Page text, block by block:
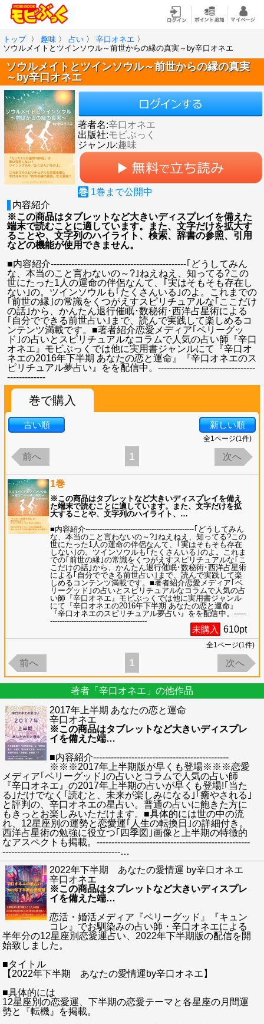
トップ 〉 趣味 〉 占い 〉 辛口オネエ 〉
ソウルメイトとツインソウル～前世からの縁の真実～by辛口オネエ
ソウルメイトとツインソウル～前世からの縁の真実
～by辛口オネエ
著者名:辛口オネエ
出版社:モビぶっく
ジャンル:趣味
巻 1巻まで公開中
内容紹介
※この商品はタブレットなど大きいディスプレイを備えた
端末で読むことに適しています。また、文字だけを拡大す
ることや、文字列のハイライト、検索、辞書の参照、引用
などの機能が使用できません。
■内容紹介----------------------------------------------｢どうしてみん
な、本当のこと言わないの～?｣ねえねえ、知ってる?この
世にたった1人の運命の伴侶なんて、｢実はそもそも存在し
ない｣の。ツインソウルも｢たくさんいる｣のよ。これまでの
｢前世の縁｣の常識をくつがえすスピリチュアルな｢ここだけ
の話｣から、かんたん退行催眠･数秘術･西洋占星術による
｢自分でできる前世占い｣まで、読んで実践して楽しめるコ
ンテンツ満載です。■著者紹介恋愛メディア｢ベリーグッ
ド｣の占いとスピリチュアルなコラムで人気の占い師『辛口
オネエ』モビぶっくでは他に実用書ジャンルにて『辛口オ
ネエの2016年下半期 あなたの恋と運命』『辛口オネエのス
ピリチュアル夢占い』をを配信中。---------------------------------
-------------
巻で購入
古い順 新しい順
全1ページ(1件)
前へ 1 次へ
1巻
※この商品はタブレットなど大きいディスプレイを備え
た端末で読むことに適しています。また、文字だけを拡
大することや、文字列のハイライト、 …
■内容紹介----------------------------------------------｢どうしてみん
な、本当のこと言わないの～?｣ねえねえ、知ってる?この
世にたった1人の運命の伴侶なんて、｢実はそもそも存在
しない｣の。ツインソウルも｢たくさんいる｣のよ。これま
での｢前世の縁｣の常識をくつがえすスピリチュアルな｢こ
こだけの話｣から、かんたん退行催眠･数秘術･西洋占星術
による｢自分でできる前世占い｣まで、読んで実践して楽
しめるコンテンツ満載です。■著者紹介恋愛メディア｢ベ
リーグッド｣の占いとスピリチュアルなコラムで人気の占
い師『辛口オネエ』モビぶっくでは他に実用書ジャンル
にて『辛口オネエの2016年下半期 あなたの恋と運命』
『辛口オネエのスピリチュアル夢占い』をを配信中。-----
-----------------------------------------
未購入 610pt
全1ページ(1件)
前へ 1 次へ
著者「辛口オネエ」の他作品
2017年上半期 あなたの恋と運命
辛口オネエ
※この商品はタブレットなど大きいディスプレ
イを備えた端…
■内容紹介----------------------------------------------
※※※2017年上半期版が早くも登場※※※恋愛
メディア｢ベリーグッド｣の占いとコラムで人気の占い師
『辛口オネエ』の2017年上半期の占いが早くも登場!｢当た
る｣だけでなく｢読むと、未来が楽しみになる｣｢癒やされる｣
と評判の、辛口オネエの星占い。普通の占いに飽きた方に
もきっとお楽しみいただけます。■具体的には世の中の流
れ、12星座別の運勢と恋愛運｢人生の転換日｣の詳細付き。
西洋占星術の勉強に役立つ｢四季図｣画像と上半期の特徴的
なアスペクトも掲載。----------------------------------------------------
----------------------------------------…
2022年下半期 あなたの愛情運 by辛口オネエ
辛口オネエ
※この商品はタブレットなど大きいディスプレ
イを備えた端…
恋活・婚活メディア『ベリーグッド』『キュン
コレ』でお馴染みの占い師・辛口オネエによる
半年分の12星座別恋愛運占い、2022年下半期版の配信を開
始致しました。
■タイトル
【2022年下半期 あなたの愛情運by辛口オネエ】
■具体的には
12星座別の恋愛運、下半期の恋愛テーマと各星座の月間運
勢と『転機』を掲載。